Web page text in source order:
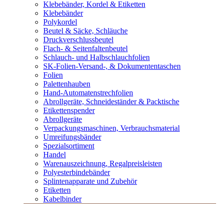
Klebebänder, Kordel & Etiketten
Klebebänder
Polykordel
Beutel & Säcke, Schläuche
Druckverschlussbeutel
Flach- & Seitenfaltenbeutel
Schlauch- und Halbschlauchfolien
SK-Folien-Versand-, & Dokumententaschen
Folien
Palettenhauben
Hand-Automatenstrechfolien
Abrollgeräte, Schneideständer & Packtische
Etikettenspender
Abrollgeräte
Verpackungsmaschinen, Verbrauchsmaterial
Umreifungsbänder
Spezialsortiment
Handel
Warenauszeichnung, Regalpreisleisten
Polyesterbindebänder
Splintenapparate und Zubehör
Etiketten
Kabelbinder